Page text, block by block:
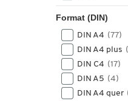
14(1)
15 (4)
18(1)
20 (3)
24 (3)
25 (1)
36(2)
Format (DIN)
DIN A4 (77)
DIN A4 plus
DIN C4 (17)
DIN A5 (4)
DIN A4 quer